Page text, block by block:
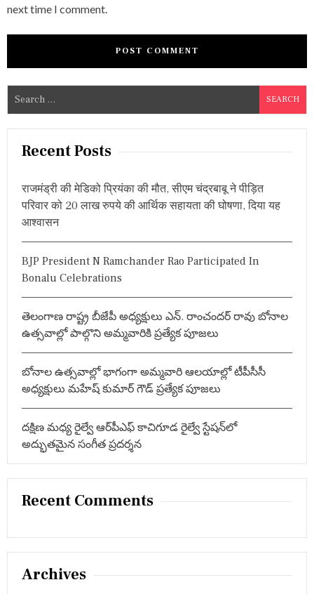
next time I comment.
e
a
Recent Posts
राजमंड्री की मेडिको प्रियंका की मौत, सीएम चंद्रबाबू ने पीड़ित
परिवार को 20 लाख रुपये की आर्थिक सहायता की घोषणा, दिया यह
आश्वासन
BJP President N Ramchander Rao Participated In
Bonalu Celebrations
తెలంగాణ రాష్ట్ర బీజేపీ అధ్యక్షులు ఎన్. రాంచందర్ రావు బోనాల
ఉత్సవాల్లో పాల్గొని అమ్మవారికి ప్రత్యేక పూజలు
బోనాల ఉత్సవాల్లో భాగంగా అమ్మవారి ఆలయాల్లో టీపీసీసీ
అధ్యక్షులు మహేష్ కుమార్ గౌడ్ ప్రత్యేక పూజలు
దక్షిణ మధ్య రైల్వే ఆర్‌పీఎఫ్ కాచిగూడ రైల్వే స్టేషన్‌లో
అద్భుతమైన సంగీత ప్రదర్శన
Recent Comments
Archives